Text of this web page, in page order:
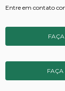
Entre em contato